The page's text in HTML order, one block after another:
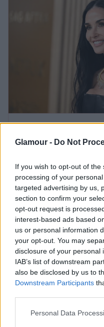
Glamour - Do Not
If you wish to opt-out of
processing of your
targeted advertising by us,
section to confirm your
opt-out request is
interest-based ads based
us or personal information
your opt-out. You may
disclosure of your personal
IAB’s list of downstream
also be disclosed by us to
Downstream Participants
Please note that this
Personal Data
Demi Moore
jutunk szóhoz,
Továbbra is
karrierje
Demi Moorejelenleg az
filmje,
A Szer
A produkciót sokan
legmeghatározóbb
unokája körüli örömteli
önmagára találás
egyensúlya is a helyére